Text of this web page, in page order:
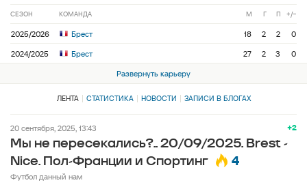
СЕЗОН КОМАНДА М Г П +/−
2025/2026 Брест 18 2 2
0
2024/2025
Брест 27 2 3
0
Развернуть карьеру
ЛЕНТА СТАТИСТИКА НОВОСТИ ЗАПИСИ В БЛОГАХ
+2
20 сентября, 2025, 13:43
Мы не пересекались?.. 20/09/2025. Brest -
Nice. Пол-Франции и Спортинг
4
Футбол данный нам